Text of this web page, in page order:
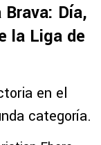
Día,
la Liga de
en el
categoría.